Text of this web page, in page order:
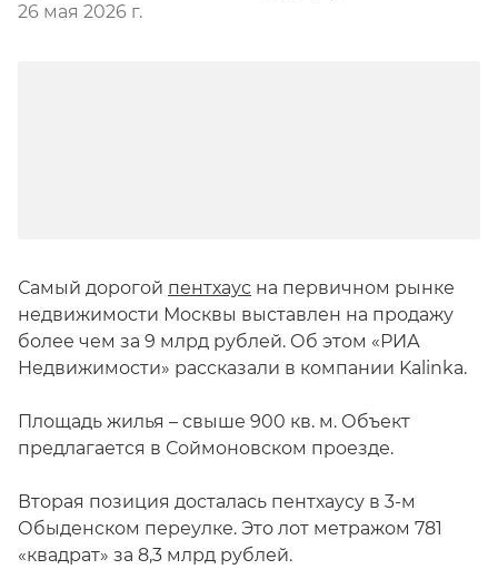
26 мая 2026 г.
Самый дорогой пентхаус на первичном рынке
недвижимости Москвы выставлен на продажу
более чем за 9 млрд рублей. Об этом «РИА
Недвижимости» рассказали в компании Kalinka.
Площадь жилья – свыше 900 кв. м. Объект
предлагается в Соймоновском проезде.
Вторая позиция досталась пентхаусу в 3-м
Обыденском переулке. Это лот метражом 781
«квадрат» за 8,3 млрд рублей.